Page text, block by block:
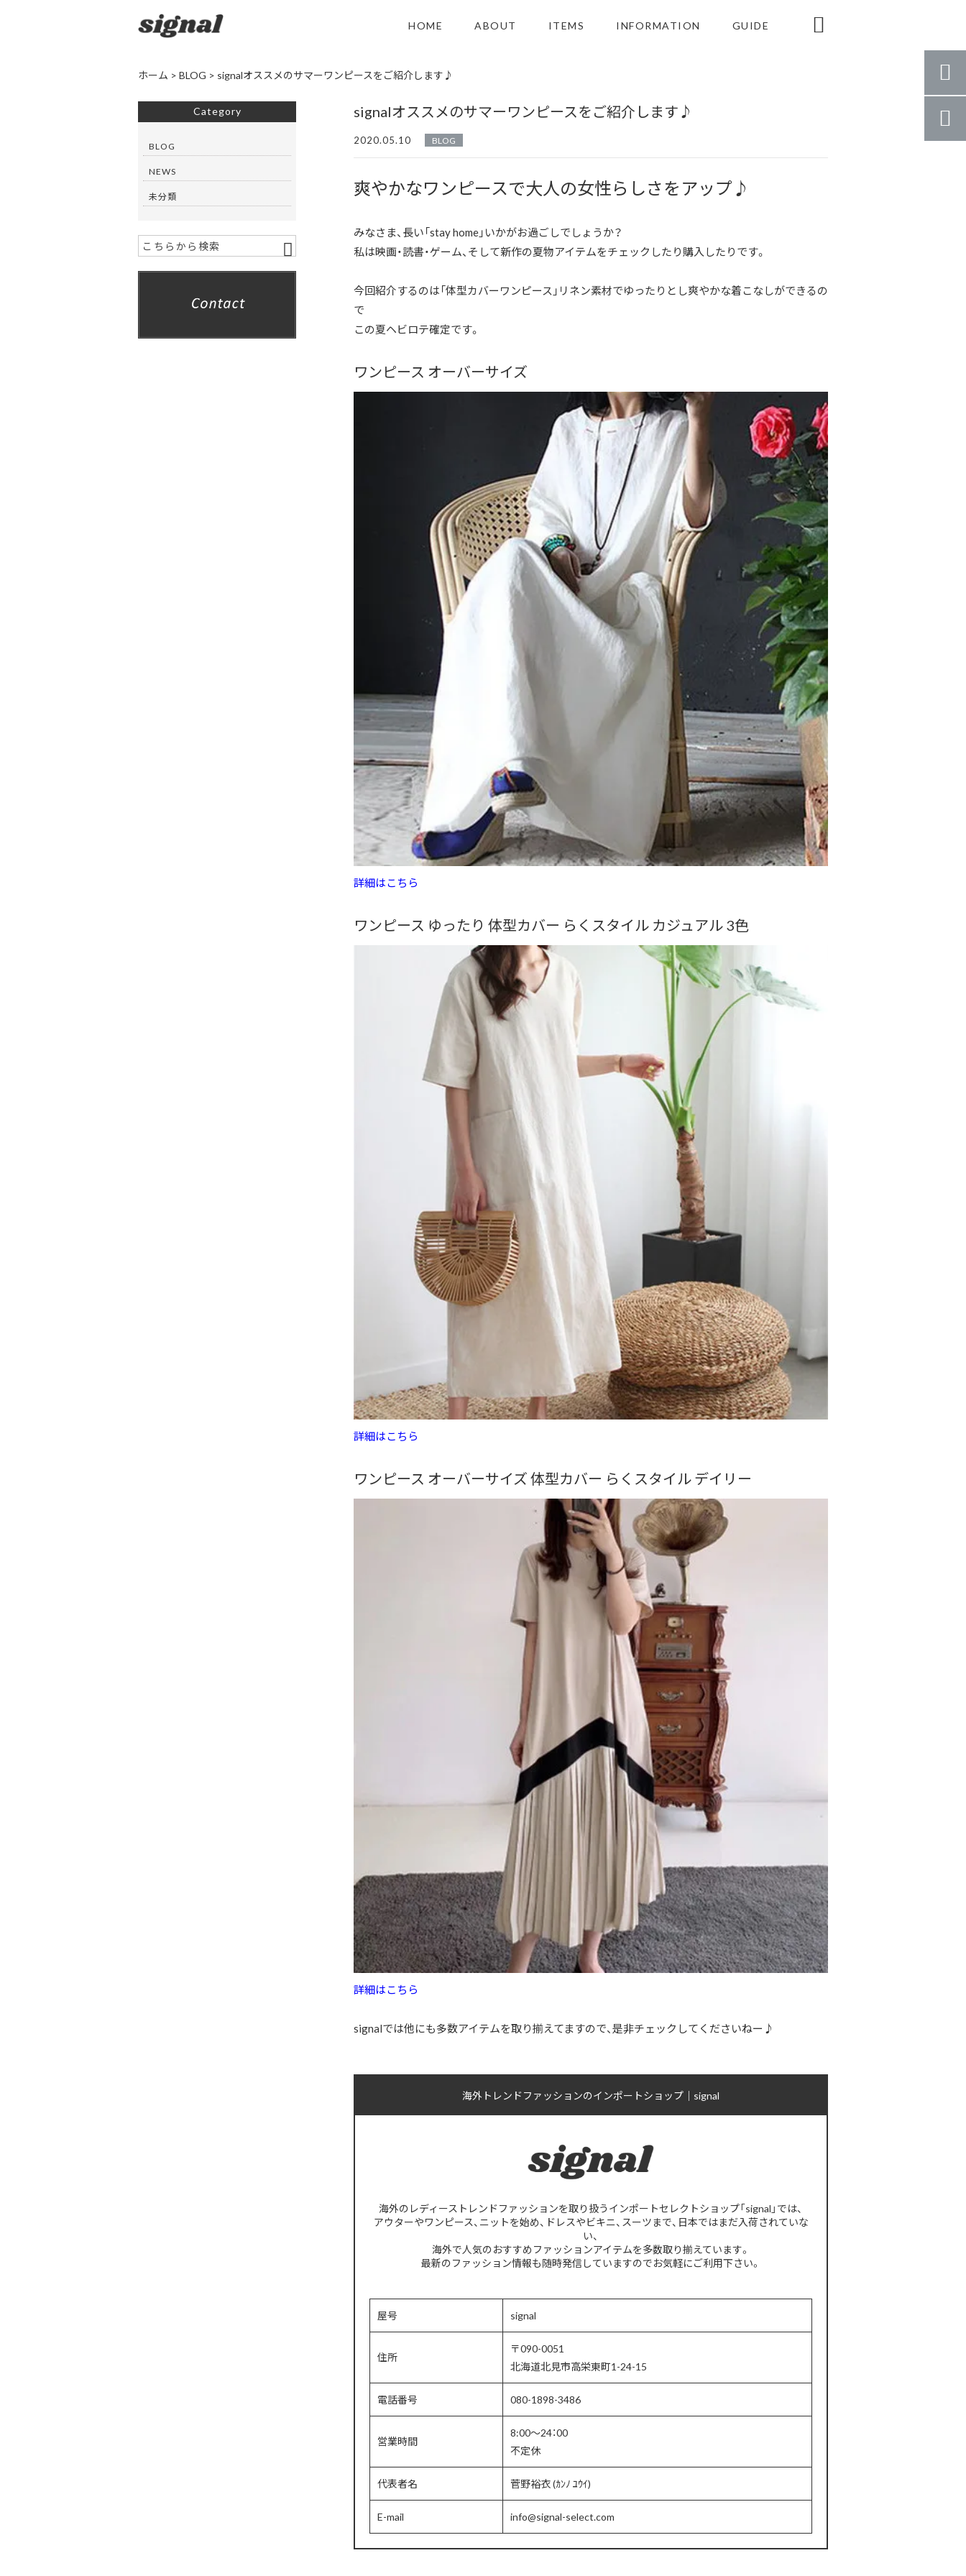
HOME ABOUT ITEMS INFORMATION GUIDE 
ホーム > BLOG > signalオススメのサマーワンピースをご紹介します♪
signalオススメのサマーワンピースをご紹介します♪
2020.05.10 BLOG
爽やかなワンピースで大人の女性らしさをアップ♪
みなさま、長い「stay home」いかがお過ごしでしょうか？
私は映画・読書・ゲーム、そして新作の夏物アイテムをチェックしたり購入したりです。
今回紹介するのは「体型カバーワンピース」リネン素材でゆったりとし爽やかな着こなしができるの
で
この夏ヘビロテ確定です。
ワンピース オーバーサイズ
詳細はこちら
ワンピース ゆったり 体型カバー らくスタイル カジュアル 3色
詳細はこちら
ワンピース オーバーサイズ 体型カバー らくスタイル デイリー
詳細はこちら
signalでは他にも多数アイテムを取り揃えてますので、是非チェックしてくださいねー♪
海外トレンドファッションのインポートショップ｜signal
海外のレディーストレンドファッションを取り扱うインポートセレクトショップ「signal」では、
アウターやワンピース、ニットを始め、ドレスやビキニ、スーツまで、日本ではまだ入荷されていな
い、
海外で人気のおすすめファッションアイテムを多数取り揃えています。
最新のファッション情報も随時発信していますのでお気軽にご利用下さい。
屋号 signal
住所
〒090-0051
北海道北見市高栄東町1-24-15
電話番号 080-1898-3486
営業時間
8:00～24：00
不定休
代表者名 菅野裕衣 (ｶﾝﾉ ﾕｳｲ)
E-mail info@signal-select.com
Category
BLOG
NEWS
未分類

